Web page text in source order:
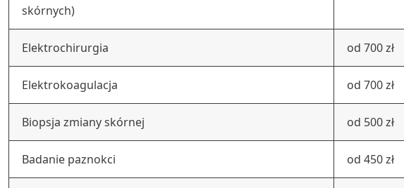
skórnych)
Elektrochirurgia od 700 zł
Elektrokoagulacja od 700 zł
Biopsja zmiany skórnej od 500 zł
Badanie paznokci od 450 zł